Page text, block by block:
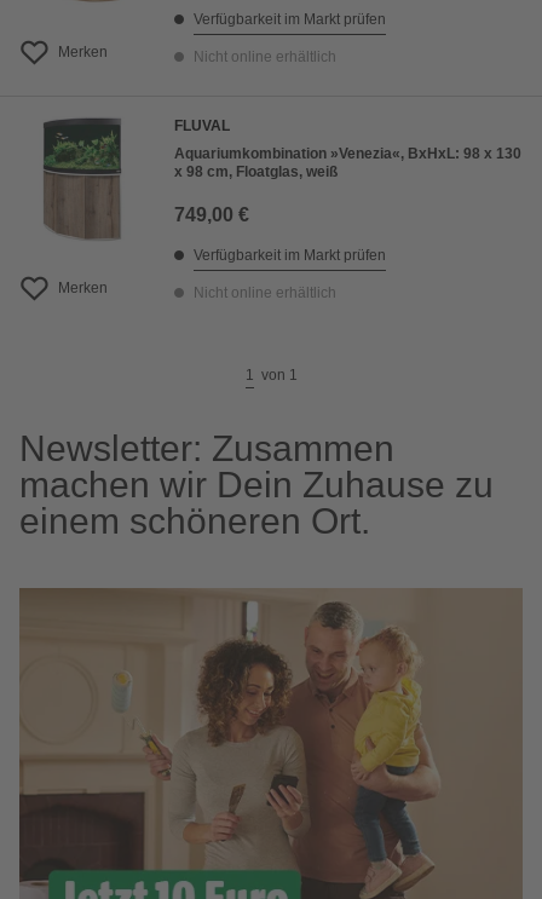
Merken
Verfügbarkeit im Markt prüfen
Nicht online erhältlich
Merken
FLUVAL
Aquariumkombination »Venezia«, BxHxL: 98 x 130
x 98 cm, Floatglas, weiß
749,00 €
Verfügbarkeit im Markt prüfen
Nicht online erhältlich
1 von 1
Newsletter: Zusammen
machen wir Dein Zuhause zu
einem schöneren Ort.